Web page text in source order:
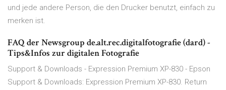
und jede andere Person, die den Drucker benutzt, einfach zu
merken ist.
FAQ der Newsgroup de.alt.rec.digitalfotografie (dard) -
Tips&Infos zur digitalen Fotografie
Support & Downloads - Expression Premium XP-830 - Epson
Support & Downloads: Expression Premium XP-830. Return